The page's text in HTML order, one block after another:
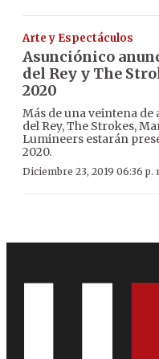
Arte y Espectáculos
Asunciónico
del Rey y The
2020
Más de una veintena
del Rey, The Strokes,
Lumineers estarán
2020.
Diciembre 23, 2019 06:36 p.